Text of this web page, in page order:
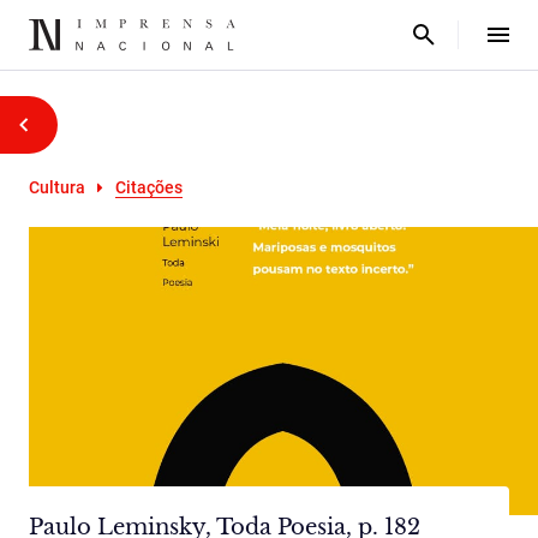
Cultura Citações
Paulo Leminsky, Toda Poesia, p. 182